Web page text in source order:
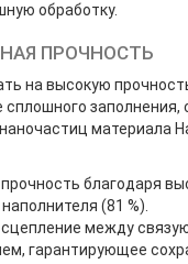
обработку.
ПРОЧНОСТЬ
на высокую
сплошного заполнения,
материала
благодаря
(81 %).
между
гарантирующее